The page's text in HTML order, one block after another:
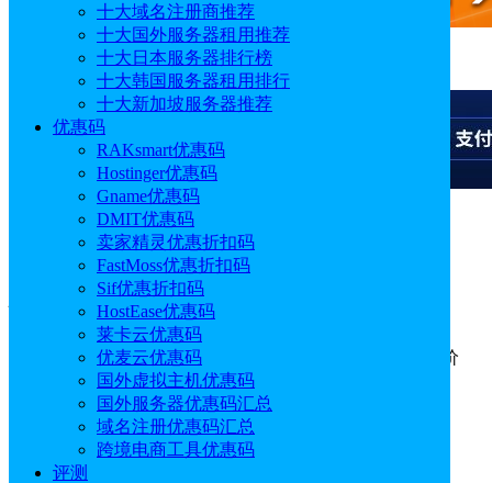
十大域名注册商推荐
十大国外服务器租用推荐
十大日本服务器排行榜
十大韩国服务器租用排行
十大新加坡服务器推荐
优惠码
RAKsmart优惠码
Hostinger优惠码
Gname优惠码
DMIT优惠码
卖家精灵优惠折扣码
FastMoss优惠折扣码
Sif优惠折扣码
HostEase优惠码
莱卡云优惠码
优麦云优惠码
国外虚拟主机优惠码
国外服务器优惠码汇总
域名注册优惠码汇总
跨境电商工具优惠码
评测
标签：Linux服务器
“Linux服务器”标签聚合页面，旨在分享Linux服务器购买价
格、Linux服务器配置、Linux服务器搭建教程。
相关推荐：
Linux服务器